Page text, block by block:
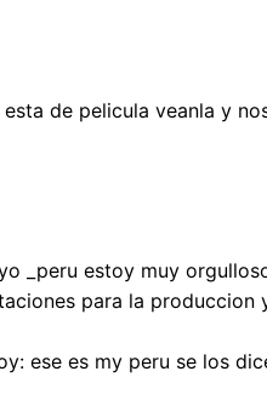
de pelicula veanla y
_peru estoy muy
para la
ese es my peru se los